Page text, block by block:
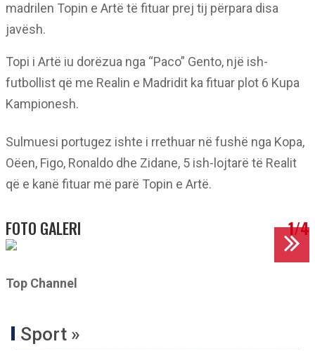
madrilen Topin e Artë të fituar prej tij përpara disa
javësh.
Topi i Artë iu dorëzua nga “Paco” Gento, një ish-
futbollist që me Realin e Madridit ka fituar plot 6 Kupa
Kampionesh.
Sulmuesi portugez ishte i rrethuar në fushë nga Kopa,
Oëen, Figo, Ronaldo dhe Zidane, 5 ish-lojtarë të Realit
që e kanë fituar më parë Topin e Artë.
FOTO GALERI 1/4
Top Channel
Sport »